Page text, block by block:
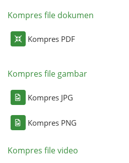
Kompres file dokumen
Kompres PDF
Kompres file gambar
Kompres JPG
Kompres PNG
Kompres file video